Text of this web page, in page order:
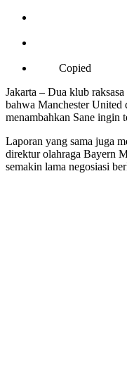
Copied
Jakarta – Dua klub
bahwa Manchester United
menambahkan Sane ingin
Laporan yang sama juga
direktur olahraga Bayern
semakin lama negosiasi